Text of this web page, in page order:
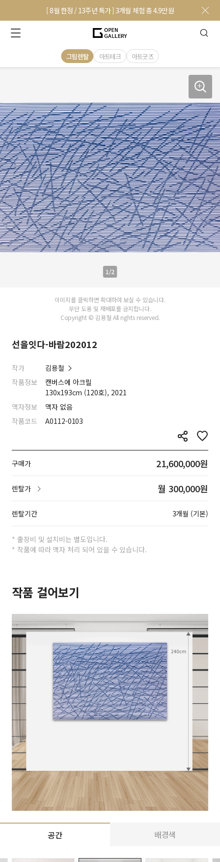
[ 8월 한정 / 13주년 특가 ] 3개월 체험 총 4.9만원
그림렌탈 아트테크 아트굿즈
1/2
이미지를 클릭하면 확대하여 보실 수 있습니다.
무단 도용 및 재배포를 금지합니다.
Copyright © 김용철 All rights reserved.
선을잇다-바람202012
작가
김용철
작품정보
캔버스에 아크릴
130x193cm (120호), 2021
액자정보
액자 없음
작품코드
A0112-0103
구매가 21,600,000원
렌탈가 월 300,000원
렌탈기간 3개월 (기본)
* 출장비 및 설치비는 별도입니다.
* 작품에 따라 액자 처리 되어 있을 수 있습니다.
작품 걸어보기
공간 배경색